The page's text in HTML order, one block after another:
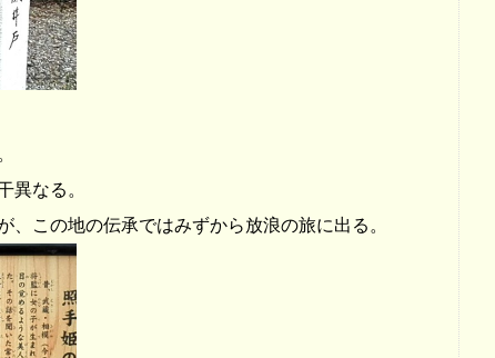
異なる。
この地の伝承ではみずから放浪の旅に出る。